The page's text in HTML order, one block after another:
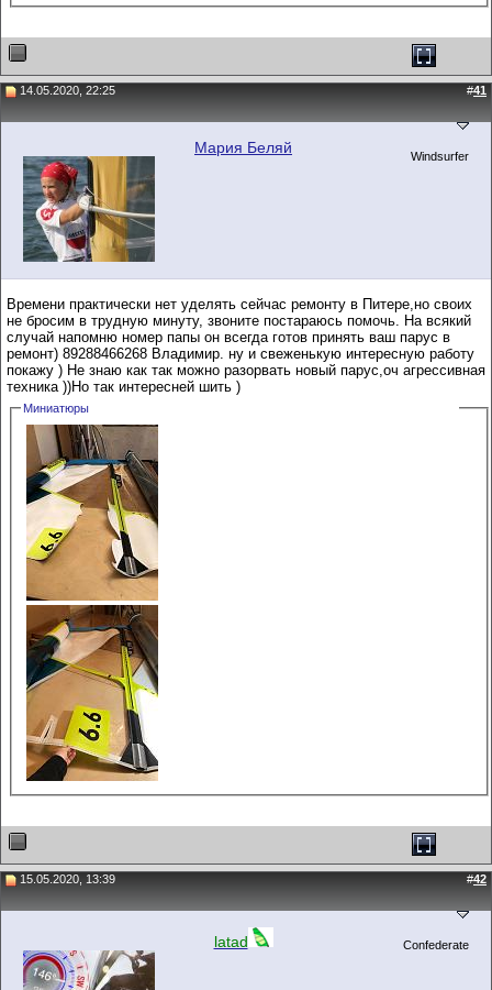
14.05.2020, 22:25 #41
Мария Беляй Windsurfer
Времени практически нет уделять сейчас ремонту в Питере,но своих
не бросим в трудную минуту, звоните постараюсь помочь. На всякий
случай напомню номер папы он всегда готов принять ваш парус в
ремонт) 89288466268 Владимир. ну и свеженькую интересную работу
покажу ) Не знаю как так можно разорвать новый парус,оч агрессивная
техника ))Но так интересней шить )
Миниатюры
15.05.2020, 13:39 #42
latad Confederate